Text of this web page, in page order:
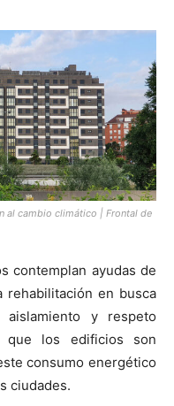
al cambio climático | Frontal de
contemplan ayudas de
en busca
y respeto
que los edificios son
consumo energético
ciudades.